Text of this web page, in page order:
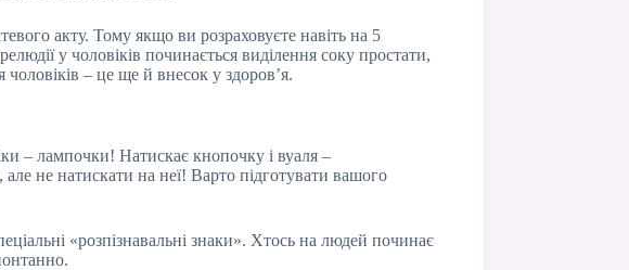
акту. Тому якщо ви розраховуєте навіть на 5
у чоловіків починається виділення соку простати,
– це ще й внесок у здоров’я.
– лампочки! Натискає кнопочку і вуаля –
не натискати на неї! Варто підготувати вашого
«розпізнавальні знаки». Хтось на людей починає